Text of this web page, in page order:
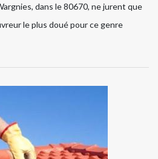
dans le 80670, ne jurent que
le plus doué pour ce genre